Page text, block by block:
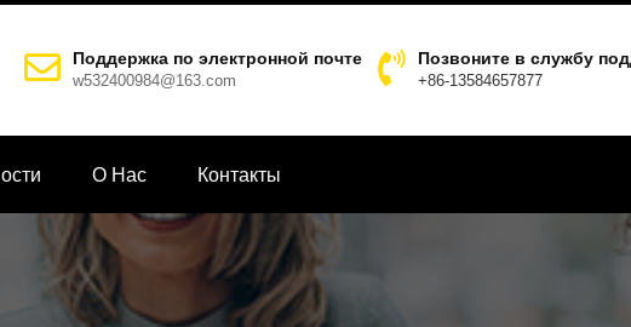
Поддержка по электронной почте
w532400984@163.com
Позвоните в службу
+86-13584657877
О Hас Контакты